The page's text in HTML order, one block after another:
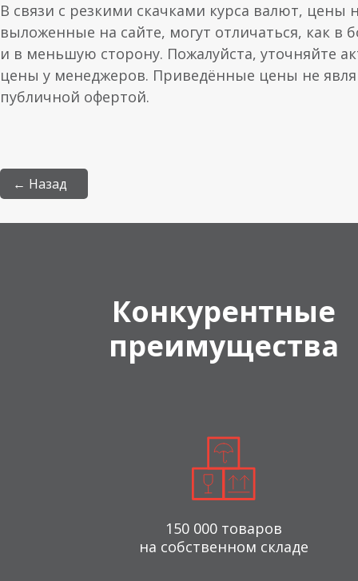
В связи с резкими скачками курса валют, цены
выложенные на сайте, могут отличаться, как в
и в меньшую сторону. Пожалуйста, уточняйте
цены у менеджеров. Приведённые цены не
публичной офертой.
← Назад
Конкурентные
преимущества
150 000 товаров
на собственном складе